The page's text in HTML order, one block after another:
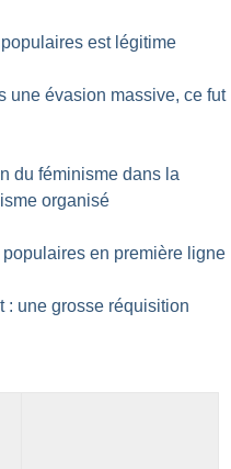
est légitime
une évasion massive, ce fut
du féminisme dans la
organisé
en première ligne
: une grosse réquisition